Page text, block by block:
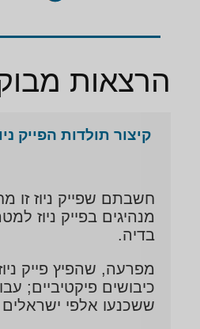
הרצאות
קיצור תולדות הפייק
חשבתם שפייק ניוז
מנהיגים בפייק ניוז
בדיה.
מפרעה, שהפיץ פייק
כיבושים פיקטיביים;
ששכנעו אלפי